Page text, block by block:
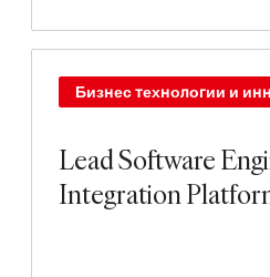
Lead Software
Integration
Бизнес технологии и